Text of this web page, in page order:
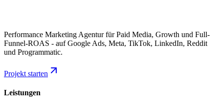
Performance Marketing Agentur für Paid Media, Growth und Full-
Funnel-ROAS - auf Google Ads, Meta, TikTok, LinkedIn, Reddit
und Programmatic.
Projekt starten
Leistungen